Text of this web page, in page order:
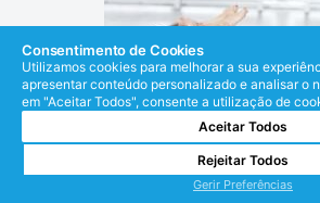
Consentimento de Cookies
Utilizamos cookies para melhorar a sua
apresentar conteúdo personalizado e analisar o
em "Aceitar Todos", consente a utilização de
Gerir Preferências
Rejeitar Todos
Aceitar Todos